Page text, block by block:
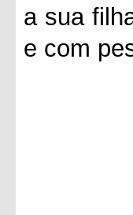
a sua
e com